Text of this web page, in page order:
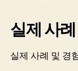
실제 사
실제 사례 및 경